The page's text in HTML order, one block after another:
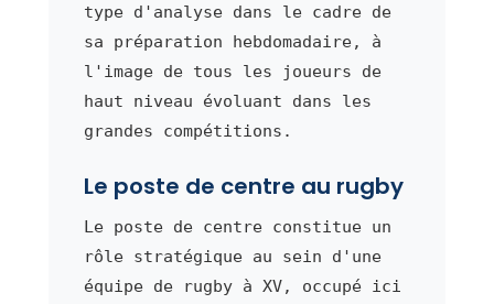
type d'analyse dans le cadre de
sa préparation hebdomadaire, à
l'image de tous les joueurs de
haut niveau évoluant dans les
grandes compétitions.
Le poste de centre au rugby
Le poste de centre constitue un
rôle stratégique au sein d'une
équipe de rugby à XV, occupé ici